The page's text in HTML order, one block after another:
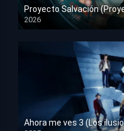
Proyecto Salvación
2026
HD 1080p
Ahora me ves 3 (Los